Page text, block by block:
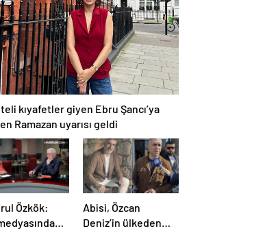
yağdı
oldu
kıyafetler giyen Ebru Şancı’ya
Ramazan uyarısı geldi
Özkök:
Abisi, Özcan
Deniz’in ülkeden